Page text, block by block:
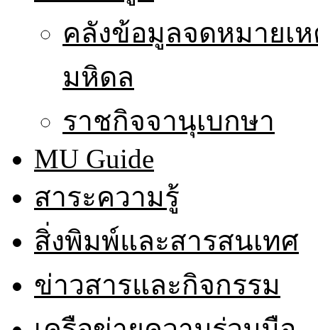
คลังข้อมูลจดหมาย
มหิดล
ราชกิจจานุเบกษา
MU Guide
สาระความรู้
สิ่งพิมพ์และสารสนเทศ
ข่าวสารและกิจกรรม